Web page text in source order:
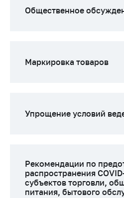
Важное на сайте
на лекарственные
средства, изделия
технику
(отсутствия)
нарушения
антимонопольного
законодательства
Общественное
Маркировка товаров
Упрощение условий
Рекомендации по
распространения
субъектов торговли,
питания, бытового